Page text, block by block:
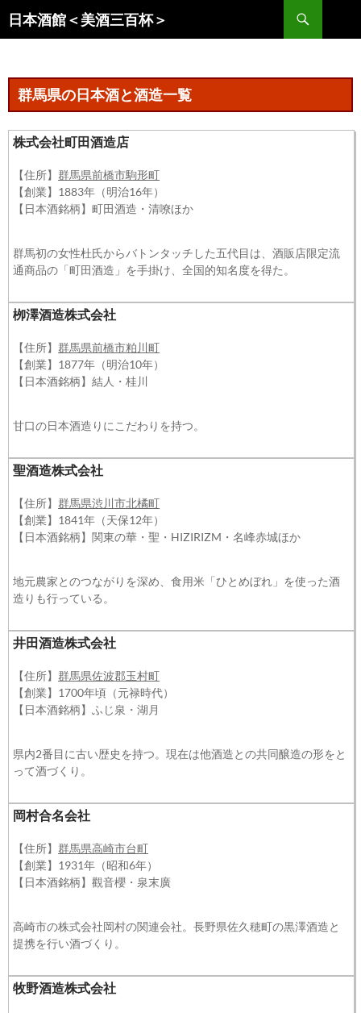
ン日本酒館＜美酒三百杯＞
索
群馬県の日本酒と酒造一覧
株式会社町田酒造店
【住所】 群馬県前橋市駒形町
【創業】1883年（明治16年）
【日本酒銘柄】町田酒造・清嘹ほか
群馬初の女性杜氏からバトンタッチした五代目は、酒販店限定流
通商品の「町田酒造」を手掛け、全国的知名度を得た。
栁澤酒造株式会社
【住所】 群馬県前橋市粕川町
【創業】1877年（明治10年）
【日本酒銘柄】結人・桂川
甘口の日本酒造りにこだわりを持つ。
聖酒造株式会社
【住所】 群馬県渋川市北橘町
【創業】1841年（天保12年）
【日本酒銘柄】関東の華・聖・HIZIRIZM・名峰赤城ほか
地元農家とのつながりを深め、食用米「ひとめぼれ」を使った酒
造りも行っている。
井田酒造株式会社
【住所】 群馬県佐波郡玉村町
【創業】1700年頃（元禄時代）
【日本酒銘柄】ふじ泉・湖月
県内2番目に古い歴史を持つ。現在は他酒造との共同醸造の形をと
って酒づくり。
岡村合名会社
【住所】 群馬県高崎市台町
【創業】1931年（昭和6年）
【日本酒銘柄】觀音櫻・泉末廣
高崎市の株式会社岡村の関連会社。長野県佐久穂町の黒澤酒造と
提携を行い酒づくり。
牧野酒造株式会社